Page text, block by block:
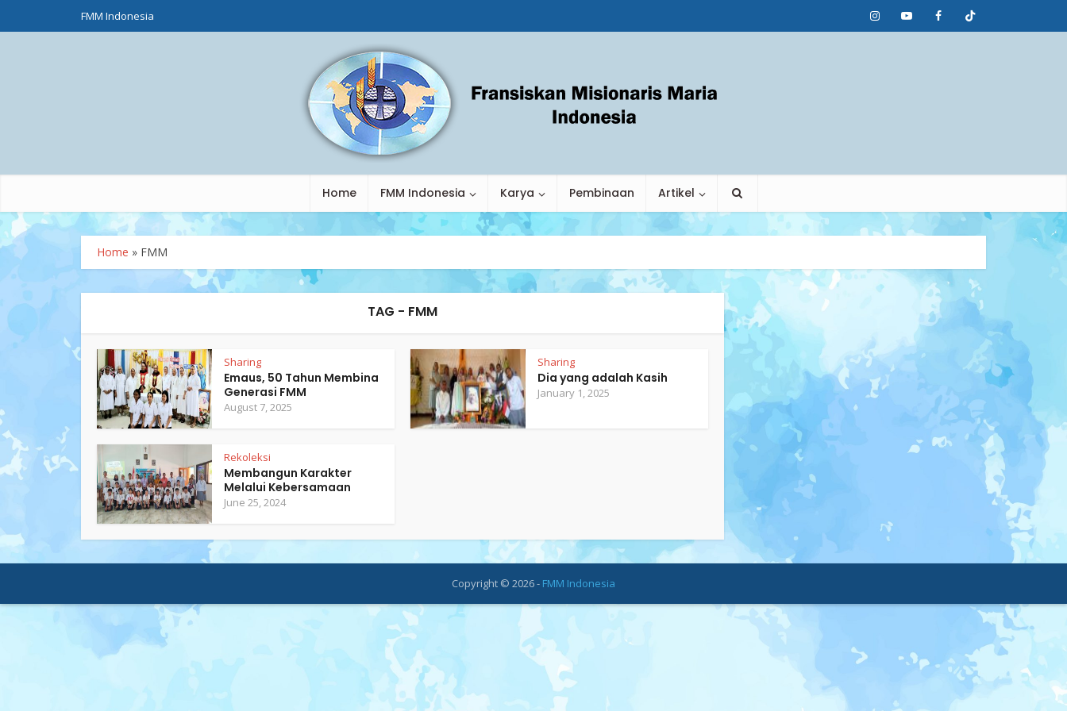
FMM Indonesia
Home FMM Indonesia Karya Pembinaan Artikel
Home » FMM
TAG - FMM
Sharing
Emaus, 50 Tahun Membina
Generasi FMM
August 7, 2025
Sharing
Dia yang adalah Kasih
January 1, 2025
Rekoleksi
Membangun Karakter
Melalui Kebersamaan
June 25, 2024
Copyright © 2026 - FMM Indonesia